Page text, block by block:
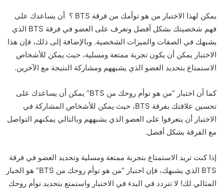
يمكن لهذا الاختبار من هو توأمك من فرقة BTS ؟ أن يساعدك على
فهم شخصيتك بشكل أفضل وتعرف على العضو في فرقة BTS الذي
يشبهك في الصفات والميزات الشخصية. وبالإضافة إلى ذلك، فإن هذا
الاختبار يمكن أن يكون تجربة ممتعة ومسلية، حيث يمكن للأشخاص
الاستمتاع بتحديد العضو الذي يشبههم ومشاركة النتيجة مع الآخرين.
كما أن اختبار “من هو توأم روحك من BTS” يمكن أن يساعدك على
تحسين علاقتك بفرقة BTS، حيث يمكن للأشخاص المشاركة في
الاختبار أن يتعرفوا على العضو الذي يشبههم وبالتالي يمكنهم التواصل
مع الفرقة بشكل أفضل.
إذا كنت تريد الاستمتاع بتجربة ممتعة ومسلية وتحديد العضو في فرقة
BTS الذي يشبهك، فإن اختبار “من هو توأم روحك من BTS” هو الخيار
المثالي لك! لا تتردد في البدء في الاختبار واستمتع بتحديد توأم روحك